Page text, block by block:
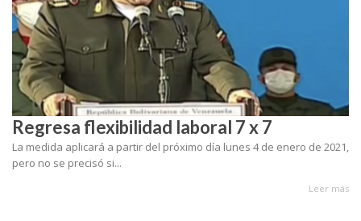
Regresa flexibilidad laboral 7 x 7
La medida aplicará a partir del próximo día lunes 4 de enero de 2021,
pero no se precisó si...
Leer más